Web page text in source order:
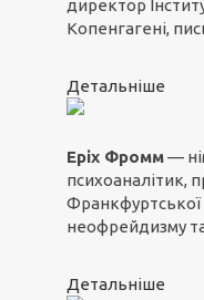
директор
Копенгагені,
Детальніше
Еріх Фромм—
психоаналітик,
Франкфуртської
неофрейдизму
Детальніше